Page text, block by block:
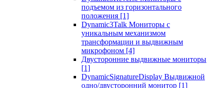
подъемом из горизонтального
положения [1]
Dynamic3Talk Мониторы с
уникальным механизмом
трансформации и выдвижным
микрофоном [4]
Двусторонние выдвижные мониторы
[1]
DynamicSignatureDisplay Выдвижной
одно/двусторонний монитор [1]